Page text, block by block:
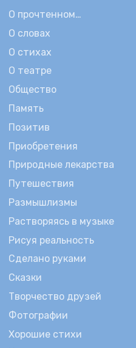
О прочтенном…
О словах
О стихах
О театре
Общество
Память
Позитив
Приобретения
Природные лекарства
Путешествия
Размышлизмы
Растворяясь в музыке
Рисуя реальность
Сделано руками
Сказки
Творчество друзей
Фотографии
Хорошие стихи